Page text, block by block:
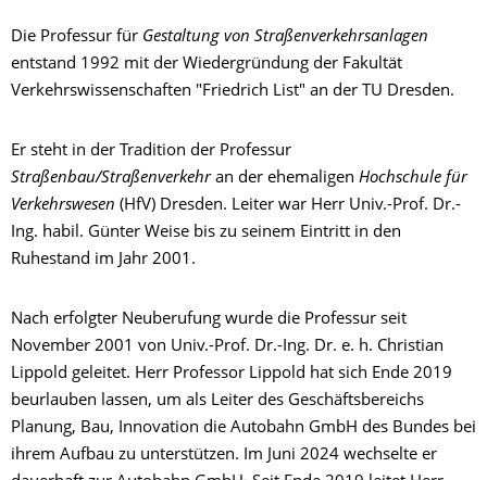
Die Professur für Gestaltung von Straßenverkehrsanlagen
entstand 1992 mit der Wiedergründung der Fakultät
Verkehrswissenschaften "Friedrich List" an der TU Dresden.
Er steht in der Tradition der Professur
Straßenbau/Straßenverkehran der ehemaligen Hochschule für
Verkehrswesen (HfV) Dresden. Leiter war Herr Univ.-Prof. Dr.-
Ing. habil. Günter Weise bis zu seinem Eintritt in den
Ruhestand im Jahr 2001.
Nach erfolgter Neuberufung wurde die Professur seit
November 2001 von Univ.-Prof. Dr.-Ing. Dr. e. h. Christian
Lippold geleitet. Herr Professor Lippold hat sich Ende 2019
beurlauben lassen, um als Leiter des Geschäftsbereichs
Planung, Bau, Innovation die Autobahn GmbH des Bundes bei
ihrem Aufbau zu unterstützen. Im Juni 2024 wechselte er